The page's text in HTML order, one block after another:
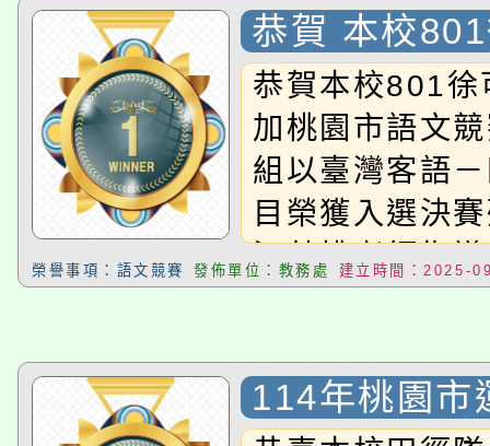
《TA101》溝通分析基
程，歡迎學生輔導中心
心理、諮商輔導、社會
系所師生報名參加。
轉知苗栗縣政府辦理
縣市「校園短影音徵選
門員」簡章及活動海報
踴躍報名參加。
恭賀 本校
學 參加 桃園
賽榮獲 入選
榮！
恭賀本校801徐
加桃園市語文
組以臺灣客語
目榮獲入選決
江菊桃老師指
榮譽事項：語文競賽 發佈單位：教務處 建立時間：2025-
114年桃園市
梅區田徑代